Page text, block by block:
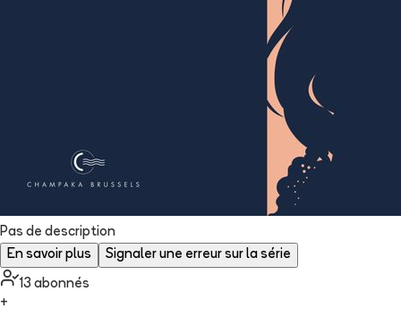
Pas de description
En savoir plus
Signaler une erreur sur la série
13 abonnés
+